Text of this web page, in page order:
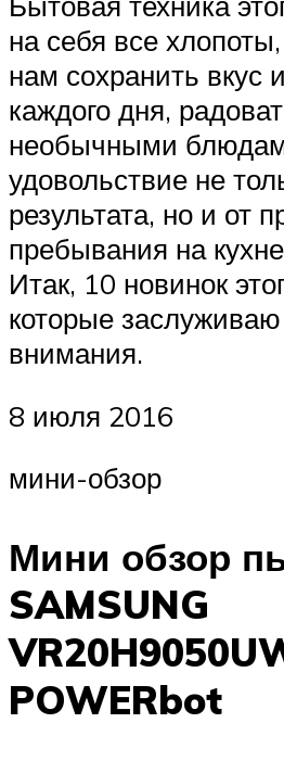
на себя все
нам сохранить вкус
каждого дня,
необычными
удовольствие не
результата, но и от
пребывания на
Итак, 10 новинок
которые
внимания.
8 июля 2016
мини-обзор
Мини обзор
SAMSUNG
POWERbot